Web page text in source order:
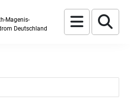
Magenis-
Deutschland
Menu